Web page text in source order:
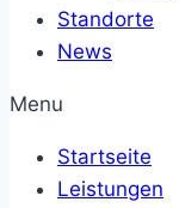
Standorte
News
Menu
Startseite
Leistungen